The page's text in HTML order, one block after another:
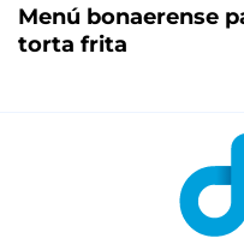
Menú bonaerense
torta frita